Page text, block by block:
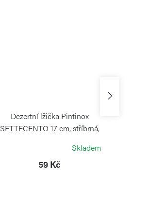
Dezertní lžička Pintinox
SETTECENTO 17 cm, stříbrná,
Skladem
59 Kč